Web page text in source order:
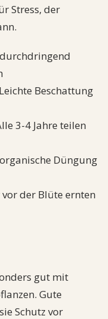
Stress, der
Beschattung
3-4 Jahre teilen
Düngung
der Blüte ernten
gut mit
Gute
Schutz vor